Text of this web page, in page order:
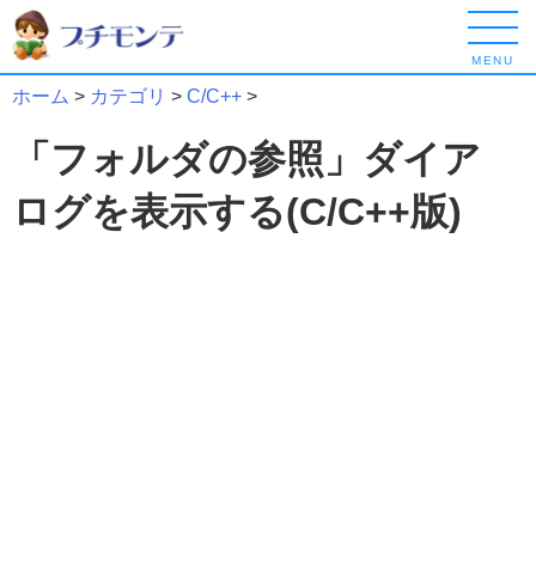
MENU
ホーム > カテゴリ > C/C++ >
「フォルダの参照」ダイア
ログを表示する(C/C++版)